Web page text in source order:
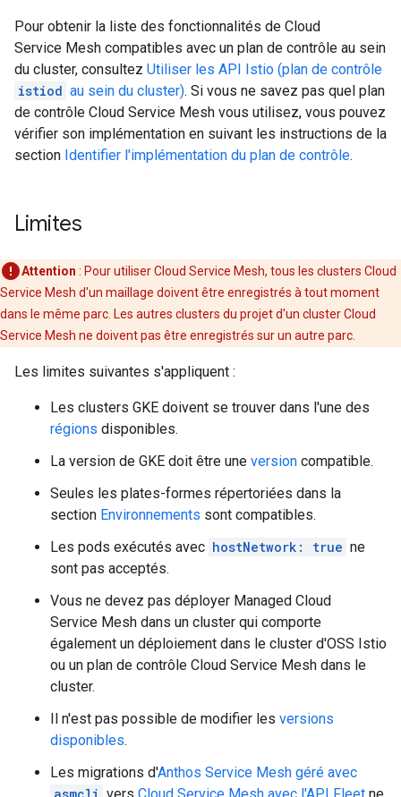
Pour obtenir la liste des fonctionnalités de Cloud
Service Mesh compatibles avec un plan de contrôle au sein
du cluster, consultez Utiliser les API Istio (plan de contrôle
istiod au sein du cluster). Si vous ne savez pas quel plan
de contrôle Cloud Service Mesh vous utilisez, vous pouvez
vérifier son implémentation en suivant les instructions de la
section Identifier l'implémentation du plan de contrôle.
Limites
Attention : Pour utiliser Cloud Service Mesh, tous les clusters Cloud
Service Mesh d'un maillage doivent être enregistrés à tout moment
dans le même parc. Les autres clusters du projet d'un cluster Cloud
Service Mesh ne doivent pas être enregistrés sur un autre parc.
Les limites suivantes s'appliquent :
Les clusters GKE doivent se trouver dans l'une des
régions disponibles.
La version de GKE doit être une version compatible.
Seules les plates-formes répertoriées dans la
section Environnements sont compatibles.
Les pods exécutés avec hostNetwork: true ne
sont pas acceptés.
Vous ne devez pas déployer Managed Cloud
Service Mesh dans un cluster qui comporte
également un déploiement dans le cluster d'OSS Istio
ou un plan de contrôle Cloud Service Mesh dans le
cluster.
Il n'est pas possible de modifier les versions
disponibles.
Les migrations d'Anthos Service Mesh géré avec